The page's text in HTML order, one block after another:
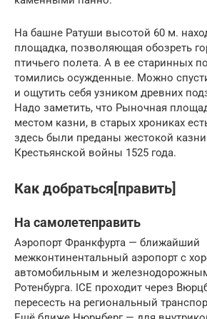
На башне Ратуши высотой 60 м.
площадка, позволяющая обозреть
птичьего полета. А в ее старинных
томились осужденные. Можно
и ощутить себя узником древних
Надо заметить, что Рыночная
местом казни, в старых хрониках
здесь были преданы жестокой казни
Крестьянской войны 1525 года.
Как добраться[править]
На самолетеправить
Аэропорт Франкфурта — ближайший
межконтинентальный аэропорт с
автомобильным и
Ротенбурга. ICE проходит через
пересесть на региональный